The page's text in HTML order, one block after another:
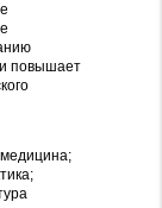
повышает